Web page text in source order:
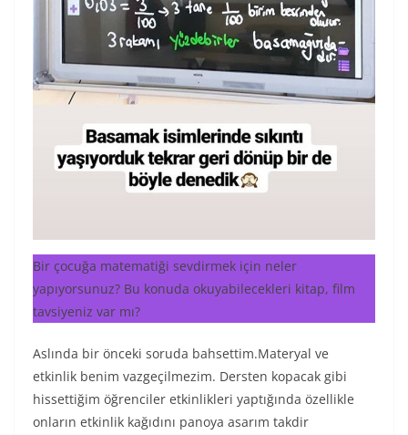
Bir çocuğa matematiği sevdirmek için neler
yapıyorsunuz? Bu konuda okuyabilecekleri kitap, film
tavsiyeniz var mı?
Aslında bir önceki soruda bahsettim.Materyal ve
etkinlik benim vazgeçilmezim. Dersten kopacak gibi
hissettiğim öğrenciler etkinlikleri yaptığında özellikle
onların etkinlik kağıdını panoya asarım takdir